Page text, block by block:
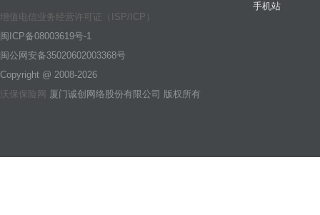
增值电信业务经营许可证（ISP/ICP）
闽ICP备08003619号-1
闽公网安备35020602003368号
Copyright @ 2008-2026
沃保保险网 厦门诚创网络股份有限公司 版权所有
手机站